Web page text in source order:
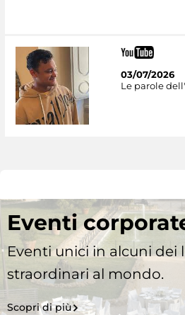
03/07/2026
Le parole
Eventi
Eventi unici in alcuni dei
straordinari al mondo.
Scopri di più